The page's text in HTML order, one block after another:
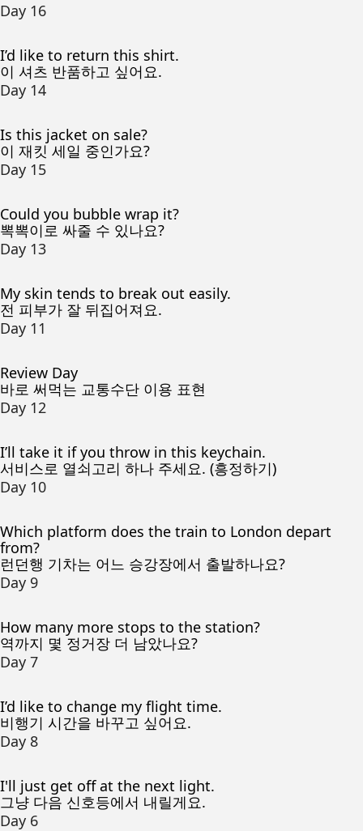
Day 16
I’d like to return this shirt.
이 셔츠 반품하고 싶어요.
Day 14
Is this jacket on sale?
이 재킷 세일 중인가요?
Day 15
Could you bubble wrap it?
뽁뽁이로 싸줄 수 있나요?
Day 13
My skin tends to break out easily.
전 피부가 잘 뒤집어져요.
Day 11
Review Day
바로 써먹는 교통수단 이용 표현
Day 12
I’ll take it if you throw in this keychain.
서비스로 열쇠고리 하나 주세요. (흥정하기)
Day 10
Which platform does the train to London depart
from?
런던행 기차는 어느 승강장에서 출발하나요?
Day 9
How many more stops to the station?
역까지 몇 정거장 더 남았나요?
Day 7
I’d like to change my flight time.
비행기 시간을 바꾸고 싶어요.
Day 8
I'll just get off at the next light.
그냥 다음 신호등에서 내릴게요.
Day 6